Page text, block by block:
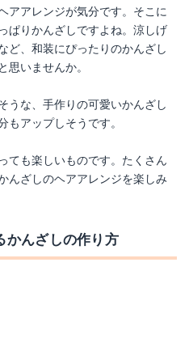
アアレンジが気分です。そこに
ぱりかんざしですよね。涼しげ
ど、和装にぴったりのかんざし
思いませんか。
うな、手作りの可愛いかんざし
もアップしそうです。
ても楽しいものです。たくさん
んざしのヘアアレンジを楽しみ
かんざしの作り方